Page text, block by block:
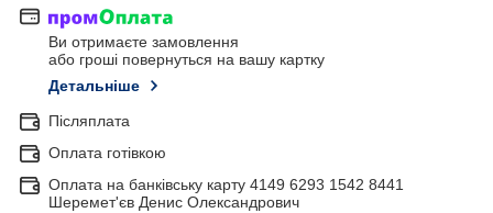
Ви отримаєте замовлення
або гроші повернуться на вашу картку
Детальніше
Післяплата
Оплата готівкою
Оплата на банківську карту 4149 6293 1542 8441
Шеремет'єв Денис Олександрович